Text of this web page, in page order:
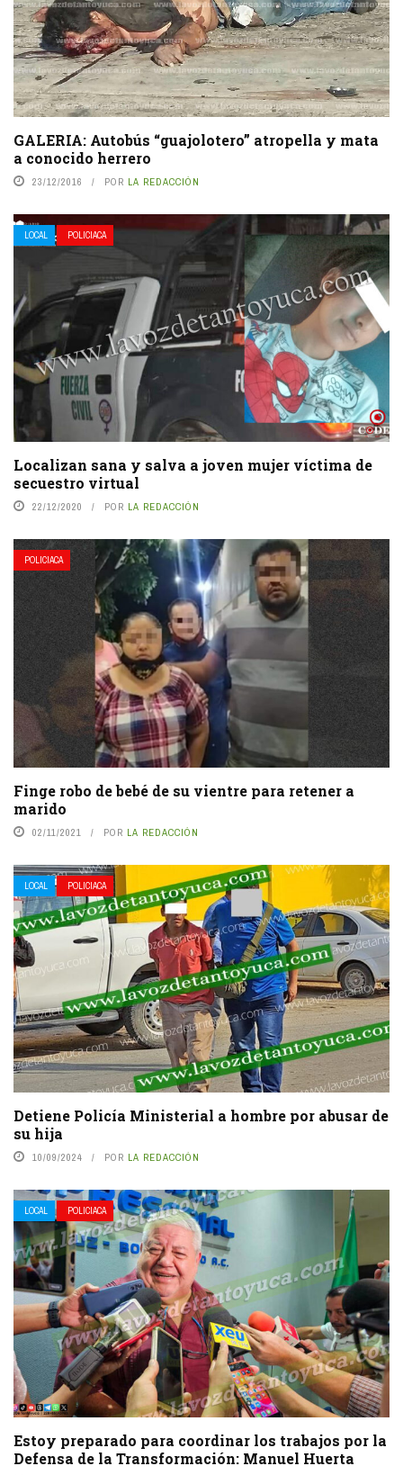
GALERIA: Autobús “guajolotero” atropella y mata
a conocido herrero
23/12/2016 POR LA REDACCIÓN
LOCAL POLICIACA
Localizan sana y salva a joven mujer víctima de
secuestro virtual
22/12/2020 POR LA REDACCIÓN
POLICIACA
Finge robo de bebé de su vientre para retener a
marido
02/11/2021 POR LA REDACCIÓN
LOCAL POLICIACA
Detiene Policía Ministerial a hombre por abusar de
su hija
10/09/2024 POR LA REDACCIÓN
LOCAL POLICIACA
Estoy preparado para coordinar los trabajos por la
Defensa de la Transformación: Manuel Huerta